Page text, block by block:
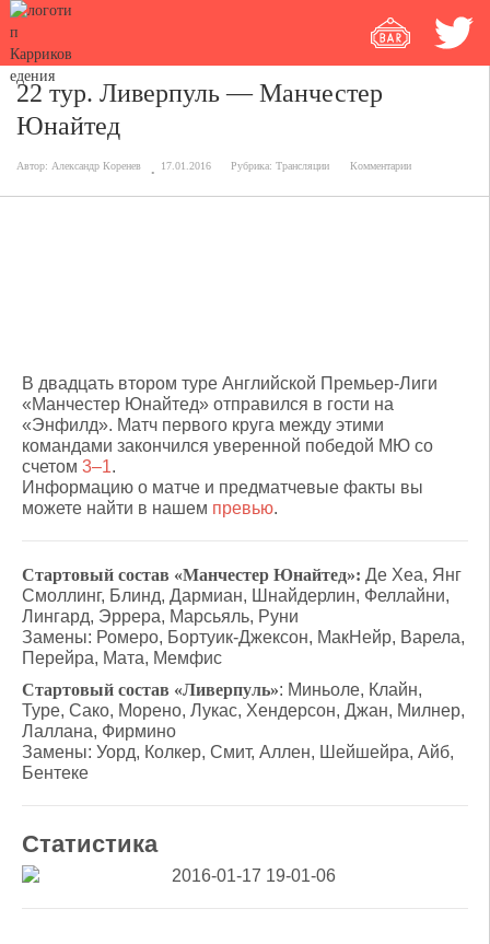
22 тур. Ливерпуль — Манчестер
Юнайтед
Автор: Александр Коренев 17.01.2016 Рубрика: Трансляции Комментарии
В двадцать втором туре Английской Премьер-Лиги
«Манчестер Юнайтед» отправился в гости на
«Энфилд». Матч первого круга между этими
командами закончился уверенной победой МЮ со
счетом 3–1.
Информацию о матче и предматчевые факты вы
можете найти в нашем превью.
Стартовый состав «Манчестер Юнайтед»: Де Хеа, Янг
Смоллинг, Блинд, Дармиан, Шнайдерлин, Феллайни,
Лингард, Эррера, Марсьяль, Руни
Замены: Ромеро, Бортуик-Джексон, МакНейр, Варела,
Перейра, Мата, Мемфис
Стартовый состав «Ливерпуль»: Миньоле, Клайн,
Туре, Сако, Морено, Лукас, Хендерсон, Джан, Милнер,
Лаллана, Фирмино
Замены: Уорд, Колкер, Смит, Аллен, Шейшейра, Айб,
Бентеке
Статистика